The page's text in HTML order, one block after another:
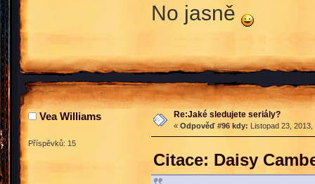
No jasně
Vea Williams
Příspěvků: 15
Re:Jaké sledujete seriály?
« Odpověď #96 kdy: Listopad 23,
Citace: Daisy